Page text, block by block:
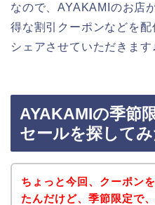
なので、AYAKAMIのお店
得な割引クーポンなどを
シェアさせていただきます
AYAKAMIの季節
セールを探してみ
ちょっと今回、クーポン
たんだけど、季節限定で